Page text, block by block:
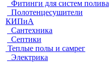
Фитинги для систем полива
Полотенцесушители
КИПиА
Сантехника
Септики
Теплые полы и самрег
Электрика